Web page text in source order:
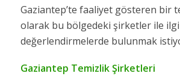
Gaziantep’te faaliyet gösteren bir
olarak bu bölgedeki şirketler ile
değerlendirmelerde bulunmak
Gaziantep Temizlik Şirketleri